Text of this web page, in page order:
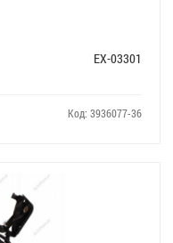
EX-03301
Код: 3936077-36